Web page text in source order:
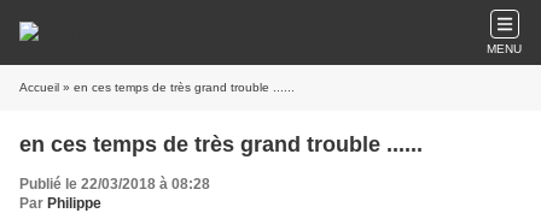
MENU
Accueil » en ces temps de très grand trouble ......
en ces temps de très grand trouble ......
Publié le 22/03/2018 à 08:28
Par Philippe